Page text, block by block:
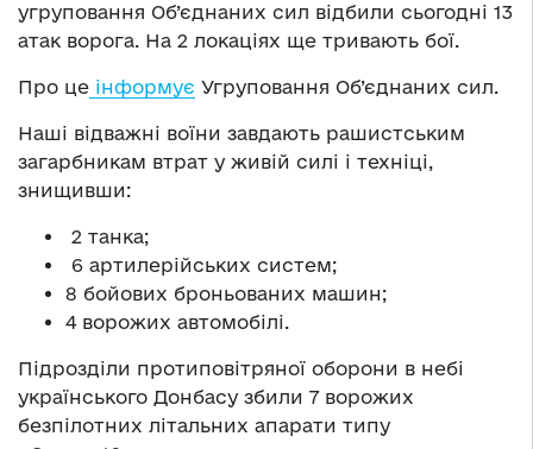
угруповання Об’єднаних сил відбили сьогодні 13
атак ворога. На 2 локаціях ще тривають бої.
Про це інформує Угруповання Об’єднаних сил.
Наші відважні воїни завдають рашистським
загарбникам втрат у живій силі і техніці,
знищивши:
2 танка;
6 артилерійських систем;
8 бойових броньованих машин;
4 ворожих автомобілі.
Підрозділи протиповітряної оборони в небі
українського Донбасу збили 7 ворожих
безпілотних літальних апарати типу